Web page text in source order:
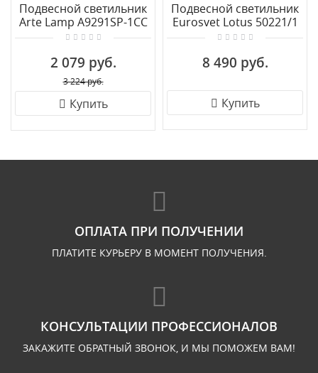
Подвесной светильник
Arte Lamp A9291SP-1CC
2 079 руб.
3 224 руб.
Купить
Подвесной светильник
Eurosvet Lotus 50221/1
прозрачный
8 490 руб.
Купить
ОПЛАТА ПРИ ПОЛУЧЕНИИ
ПЛАТИТЕ КУРЬЕРУ В МОМЕНТ ПОЛУЧЕНИЯ.
КОНСУЛЬТАЦИИ ПРОФЕССИОНАЛОВ
ЗАКАЖИТЕ ОБРАТНЫЙ ЗВОНОК, И МЫ ПОМОЖЕМ ВАМ!